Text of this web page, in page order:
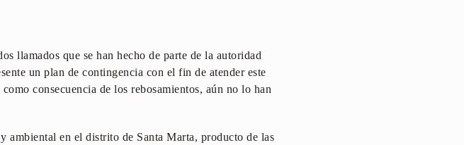
llamados que se han hecho de parte de la autoridad
un plan de contingencia con el fin de atender este
consecuencia de los rebosamientos, aún no lo han
ambiental en el distrito de Santa Marta, producto de las